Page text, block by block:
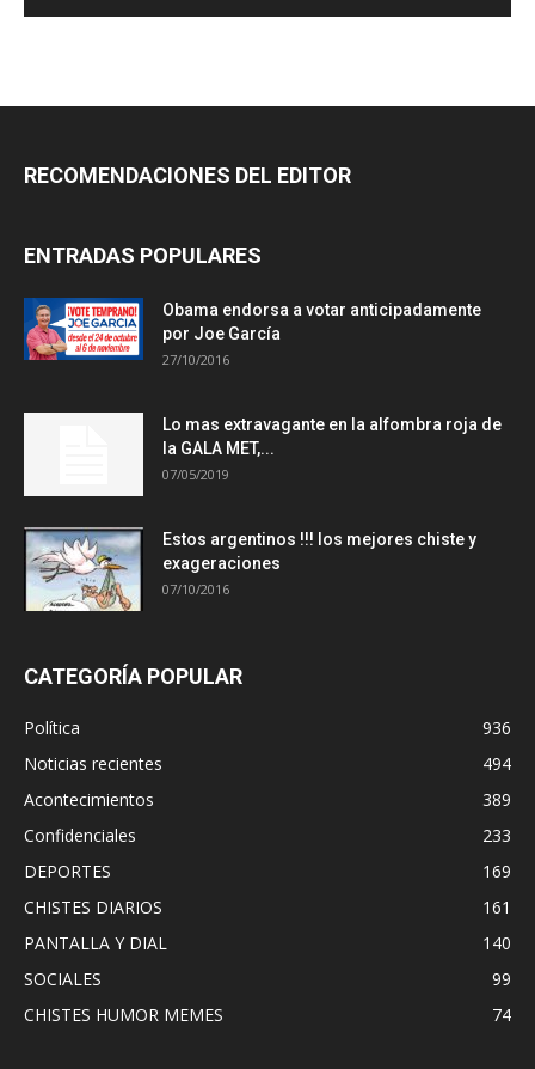
RECOMENDACIONES DEL EDITOR
ENTRADAS POPULARES
Obama endorsa a votar anticipadamente
por Joe García
27/10/2016
Lo mas extravagante en la alfombra roja de
la GALA MET,...
07/05/2019
Estos argentinos !!! los mejores chiste y
exageraciones
07/10/2016
CATEGORÍA POPULAR
Política
936
Noticias recientes
494
Acontecimientos
389
Confidenciales
233
DEPORTES
169
CHISTES DIARIOS
161
PANTALLA Y DIAL
140
SOCIALES
99
CHISTES HUMOR MEMES
74